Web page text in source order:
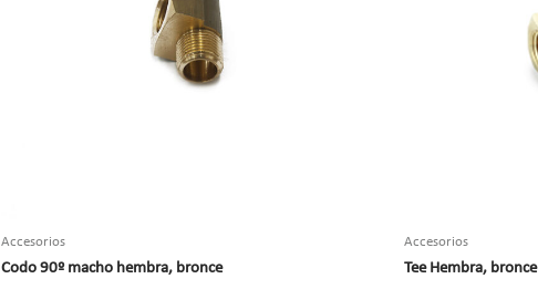
Accesorios
Codo 90º macho hembra, bronce
Accesorios
Tee Hembra, bronce